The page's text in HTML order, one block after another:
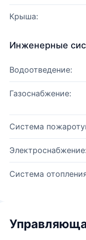
Крыша:
Инженерные
Водоотведение:
Газоснабжение:
Система
Электроснабжение:
Система